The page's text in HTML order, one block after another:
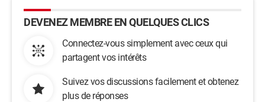
DEVENEZ MEMBRE EN QUELQUES CLICS
Connectez-vous simplement avec ceux qui
partagent vos intérêts
Suivez vos discussions facilement et obtenez
plus de réponses